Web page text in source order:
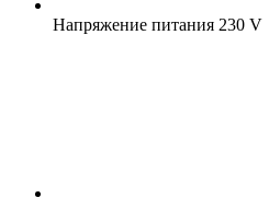
Напряжение питания 230 V